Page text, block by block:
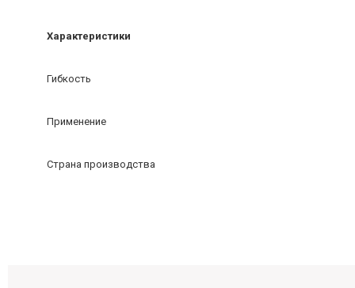
Характеристики
Гибкость
Применение
Страна производства